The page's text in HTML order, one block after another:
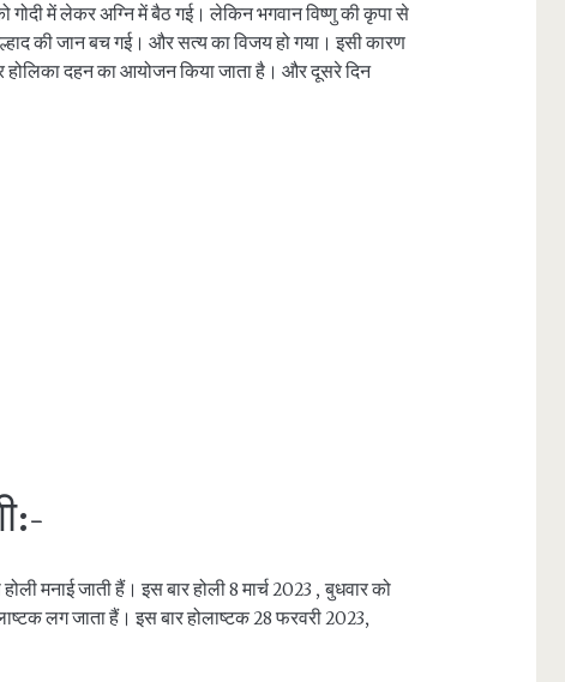
गोदी में लेकर अग्नि में बैठ गई। लेकिन भगवान विष्णु की कृपा से
की जान बच गई। और सत्य का विजय हो गया। इसी कारण
होलिका दहन का आयोजन किया जाता है। और दूसरे दिन
मनाई जाती हैं। इस बार होली 8 मार्च 2023 , बुधवार को
लग जाता हैं। इस बार होलाष्टक 28 फरवरी 2023,